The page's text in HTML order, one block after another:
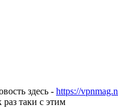
здесь - https://
таки с этим